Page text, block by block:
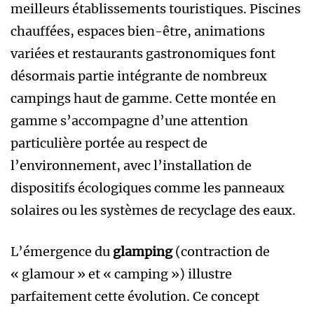
meilleurs établissements touristiques. Piscines
chauffées, espaces bien-être, animations
variées et restaurants gastronomiques font
désormais partie intégrante de nombreux
campings haut de gamme. Cette montée en
gamme s’accompagne d’une attention
particulière portée au respect de
l’environnement, avec l’installation de
dispositifs écologiques comme les panneaux
solaires ou les systèmes de recyclage des eaux.
L’émergence du glamping(contraction de
« glamour » et « camping ») illustre
parfaitement cette évolution. Ce concept